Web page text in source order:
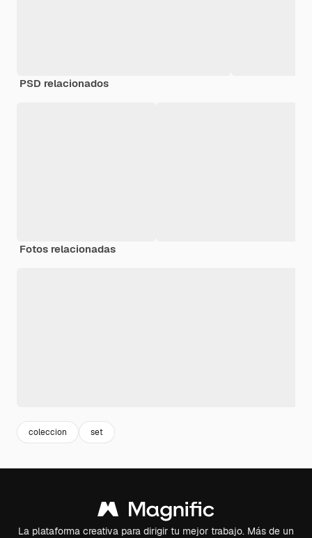
PSD relacionados
Fotos relacionadas
coleccion set
La plataforma creativa para dirigir tu mejor trabajo. Más de un